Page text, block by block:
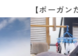
【ボーガ